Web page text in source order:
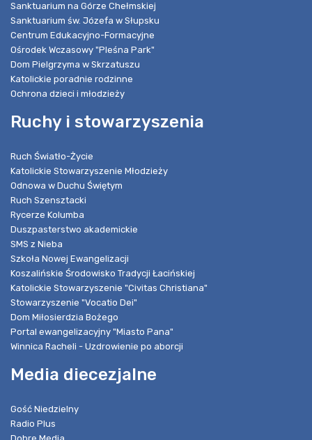
Sanktuarium na Górze Chełmskiej
Sanktuarium św. Józefa w Słupsku
Centrum Edukacyjno-Formacyjne
Ośrodek Wczasowy "Pleśna Park"
Dom Pielgrzyma w Skrzatuszu
Katolickie poradnie rodzinne
Ochrona dzieci i młodzieży
Ruchy i stowarzyszenia
Ruch Światło-Życie
Katolickie Stowarzyszenie Młodzieży
Odnowa w Duchu Świętym
Ruch Szensztacki
Rycerze Kolumba
Duszpasterstwo akademickie
SMS z Nieba
Szkoła Nowej Ewangelizacji
Koszalińskie Środowisko Tradycji Łacińskiej
Katolickie Stowarzyszenie "Civitas Christiana"
Stowarzyszenie "Vocatio Dei"
Dom Miłosierdzia Bożego
Portal ewangelizacyjny "Miasto Pana"
Winnica Racheli - Uzdrowienie po aborcji
Media diecezjalne
Gość Niedzielny
Radio Plus